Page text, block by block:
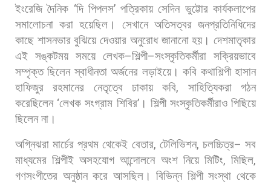
ইংরেজি দৈনিক ‘দি পিপলস’পত্রিকায় সেদিন ভুট্টোর কার্যকলাপের
সমালোচনা করা হয়েছিল। সেখানে অতিসত্বর জনপ্রতিনিধিদের
কাছে শাসনভার বুঝিয়ে দেওয়ার অনুরোধ জানানো হয়। দেশমাতৃকার
এই সঙ্কটময় সময়ে লেখক–শিল্পী–সংস্কৃতিকর্মীরা সক্রিয়ভাবে
সম্পৃক্ত ছিলেন স্বাধীনতা অর্জনের লড়াইয়ে। কবি কথাশিল্পী হাসান
হাফিজুর
রহমানের নেতৃত্বে ঢাকায় কবি, সাহিত্যিকরা
গঠন
করেছিলেন‘লেখক সংগ্রাম শিবির’। শিল্পী সংস্কৃতিকর্মীরাও পিছিয়ে
ছিলেন না।
অগ্নিঝরা মার্চের প্রথম থেকেই বেতার, টেলিভিশন, চলচ্চিত্র–সব
মাধ্যমের শিল্পীই অসহযোগ আন্দোলনে অংশ নিয়ে মিটিং,মিছিল,
গণসংগীতের অনুষ্ঠান করে আসছিল। বিভিন্ন শিল্পী সংস্থা থেকে